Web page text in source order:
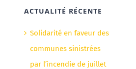
ACTUALITÉ RÉCENTE
Solidarité en faveur des
communes sinistrées
par l’incendie de juillet